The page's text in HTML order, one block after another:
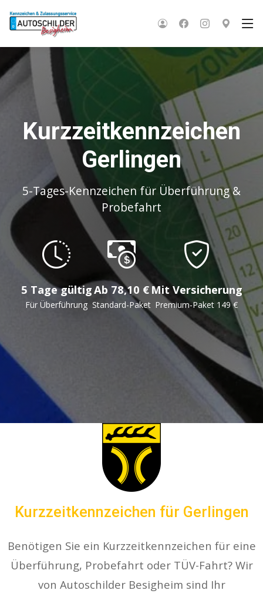
Kurzzeitkennzeichen
Gerlingen
5-Tages-Kennzeichen für Überführung &
Probefahrt
5 Tage gültig
Für Überführung
Ab 78,10 €
Standard-Paket
Mit Versicherung
Premium-Paket 149 €
Kurzzeitkennzeichen für Gerlingen
Benötigen Sie ein Kurzzeitkennzeichen für eine
Überführung, Probefahrt oder TÜV-Fahrt? Wir
von Autoschilder Besigheim sind Ihr